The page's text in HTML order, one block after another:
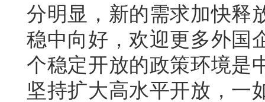
分明显，新的需求加快释
稳中向好，欢迎更多外国
个稳定开放的政策环境是
坚持扩大高水平开放，一